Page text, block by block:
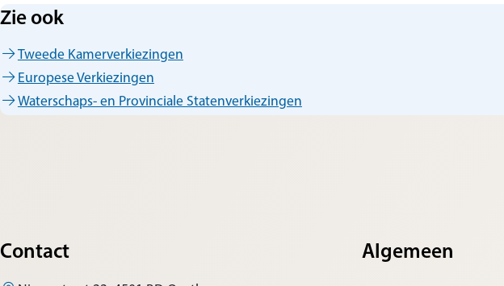
Zie ook
Tweede Kamerverkiezingen
Europese Verkiezingen
Waterschaps- en Provinciale Statenverkiezingen
Contact Algemeen